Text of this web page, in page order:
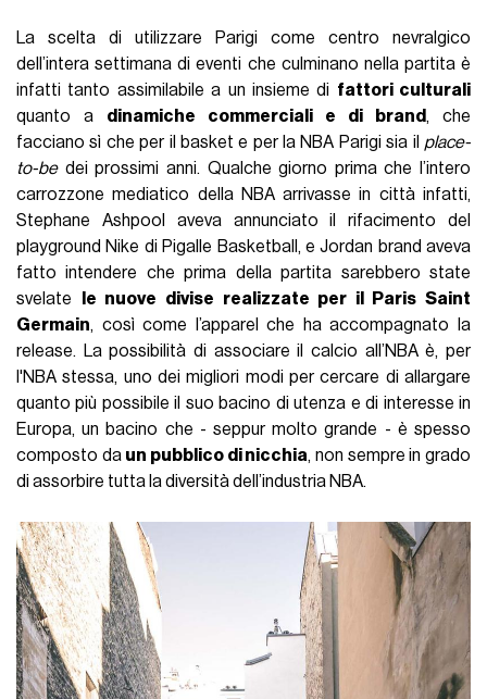
La scelta di utilizzare Parigi come centro nevralgico
dell’intera settimana di eventi che culminano nella partita è
infatti tanto assimilabile a un insieme di fattori culturali
quanto a dinamiche commerciali e di brand, che
facciano sì che per il basket e per la NBA Parigi sia il place-
to-bedei prossimi anni. Qualche giorno prima che l’intero
carrozzone mediatico della NBA arrivasse in città infatti,
Stephane Ashpool aveva annunciato il rifacimento del
playground Nike di Pigalle Basketball, e Jordan brand aveva
fatto intendere che prima della partita sarebbero state
svelate
le nuove divise realizzate per il Paris Saint
Germain, così come l’apparel che ha accompagnato la
release. La possibilità di associare il calcio all’NBA è, per
l'NBA stessa, uno dei migliori modi per cercare di allargare
quanto più possibile il suo bacino di utenza e di interesse in
Europa, un bacino che - seppur molto grande - è spesso
composto da un pubblico di nicchia, non sempre in grado
di assorbire tutta la diversità dell’industria NBA.